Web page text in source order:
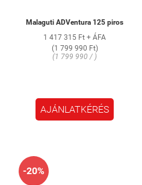
Malaguti ADVentura 125 piros
1 417 315 Ft + ÁFA
(1 799 990 Ft)
(1 799 990 / )
AJÁNLATKÉRÉS
-20%